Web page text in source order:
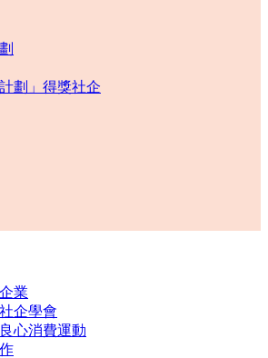
劃」得獎社企
業
企學會
心消費運動